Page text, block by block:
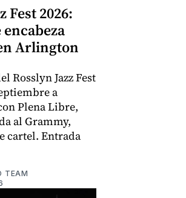
Fest 2026:
Arlington
Rosslyn Jazz Fest
a
Plena Libre,
al Grammy,
cartel. Entrada
TEAM